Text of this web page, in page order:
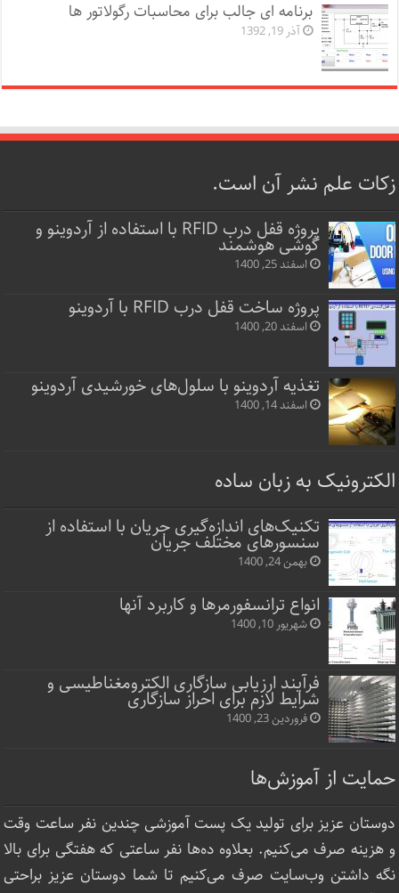
برنامه ای جالب برای محاسبات رگولاتور ها
آذر 19, 1392
زکات علم نشر آن است.
پروژه قفل‌ درب RFID با استفاده از آردوینو و
گوشی هوشمند
اسفند 25, 1400
پروژه ساخت قفل‌ درب RFID با آردوینو
اسفند 20, 1400
تغذیه آردوینو با سلول‌های خورشیدی آردوینو
اسفند 14, 1400
الکترونیک به زبان ساده
تکنیک‌های اندازه‌گیری جریان با استفاده از
سنسورهای مختلف جریان
بهمن 24, 1400
انواع ترانسفورمرها و کاربرد آنها
شهریور 10, 1400
فرآیند ارزیابی سازگاری الکترومغناطیسی و
شرایط لازم برای احراز سازگاری
فروردین 23, 1400
حمایت از آموزش‌ها
دوستان عزیز برای تولید یک پست آموزشی چندین نفر ساعت‌ وقت
و هزینه صرف می‌کنیم. بعلاوه ده‌ها نفر ساعتی که هفتگی برای بالا
نگه داشتن وب‌سایت صرف ‌می‌کنیم تا شما دوستان عزیز براحتی